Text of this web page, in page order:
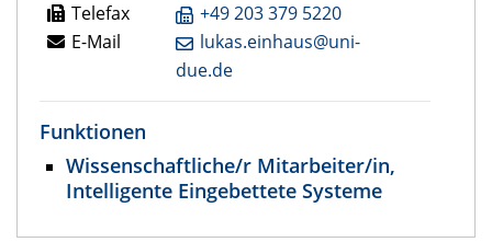
Telefax
+49 203 379 5220
E-Mail
lukas.einhaus@uni-
due.de
Funktionen
Wissenschaftliche/r Mitarbeiter/in,
Intelligente Eingebettete Systeme